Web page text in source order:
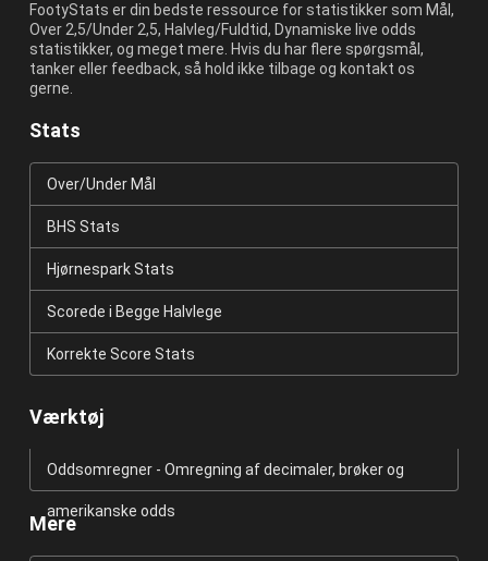
FootyStats er din bedste ressource for statistikker som Mål,
Over 2,5/Under 2,5, Halvleg/Fuldtid, Dynamiske live odds
statistikker, og meget mere. Hvis du har flere spørgsmål,
tanker eller feedback, så hold ikke tilbage og kontakt os
gerne.
Stats
Over/Under Mål
BHS Stats
Hjørnespark Stats
Scorede i Begge Halvlege
Korrekte Score Stats
Værktøj
Oddsomregner - Omregning af decimaler, brøker og
amerikanske odds
Mere